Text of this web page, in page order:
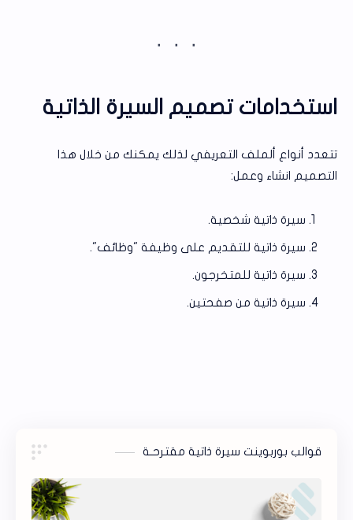
استخدامات تصميم السيرة الذاتية
تتعدد أنواع ألملف التعريفي لذلك يمكنك من خلال هذا
التصميم انشاء وعمل:
سيرة ذاتية شخصية.
سيرة ذاتية للتقديم على وظيفة "وظائف".
سيرة ذاتية للمتخرجون.
سيرة ذاتية من صفحتين.
قوالب بوربوينت سيرة ذاتية مقترحـة